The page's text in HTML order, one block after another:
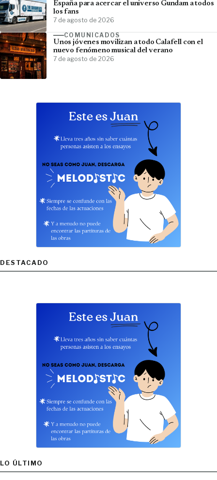
España para acercar el universo Gundam a todos
los fans
7 de agosto de 2026
COMUNICADOS
Unos jóvenes movilizan a todo Calafell con el
nuevo fenómeno musical del verano
7 de agosto de 2026
DESTACADO
LO ÚLTIMO